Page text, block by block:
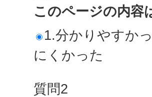
このページの内容
1.分かりやすか
にくかった
質問2